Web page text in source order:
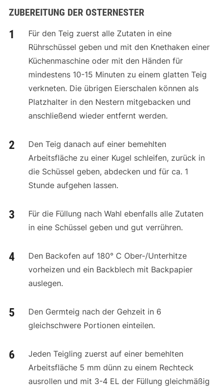
ZUBEREITUNG DER OSTERNESTER
Für den Teig zuerst alle Zutaten in eine
Rührschüssel geben und mit den Knethaken einer
Küchenmaschine oder mit den Händen für
mindestens 10-15 Minuten zu einem glatten Teig
verkneten. Die übrigen Eierschalen können als
Platzhalter in den Nestern mitgebacken und
anschließend wieder entfernt werden.
Den Teig danach auf einer bemehlten
Arbeitsfläche zu einer Kugel schleifen, zurück in
die Schüssel geben, abdecken und für ca. 1
Stunde aufgehen lassen.
Für die Füllung nach Wahl ebenfalls alle Zutaten
in eine Schüssel geben und gut verrühren.
Den Backofen auf 180° C Ober-/Unterhitze
vorheizen und ein Backblech mit Backpapier
auslegen.
Den Germteig nach der Gehzeit in 6
gleichschwere Portionen einteilen.
Jeden Teigling zuerst auf einer bemehlten
Arbeitsfläche 5 mm dünn zu einem Rechteck
ausrollen und mit 3-4 EL der Füllung gleichmäßig